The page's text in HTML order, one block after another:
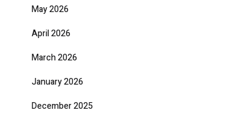
May 2026
April 2026
March 2026
January 2026
December 2025